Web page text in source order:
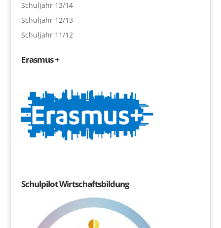
Schuljahr 13/14
Schuljahr 12/13
Schuljahr 11/12
Erasmus +
Schulpilot Wirtschaftsbildung